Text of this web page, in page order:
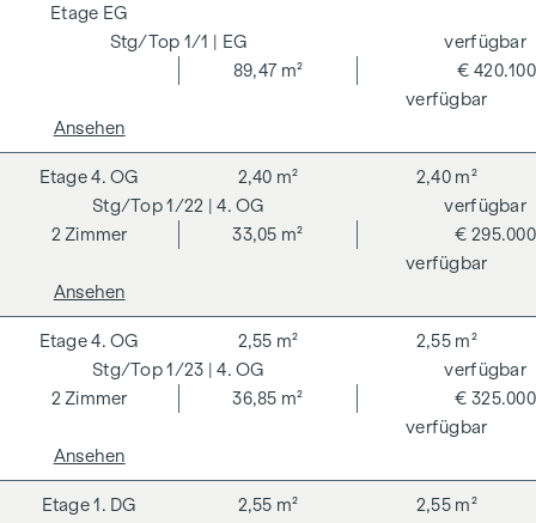
1/1 | EG
EG
89,47 m²
€ 420.100
verfügbar
verfügbar
Ansehen
1/22 | 4. OG
4. OG
2Zimmer 33,05 m²
2,40 m² 2,40 m²
€ 295.000
verfügbar
verfügbar
Ansehen
1/23 | 4. OG
4. OG
2Zimmer 36,85 m²
2,55 m² 2,55 m²
€ 325.000
verfügbar
verfügbar
Ansehen
1. DG 2,55 m² 2,55 m²